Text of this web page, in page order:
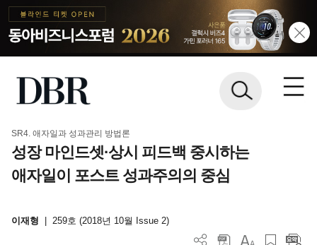
SR4. 애자일과 성과관리 방법론
성장 마인드셋·상시 피드백 중시하는
애자일이 포스트 성과주의의 중심
이재형 259호 (2018년 10월 Issue 2)